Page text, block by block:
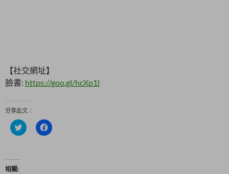
【社交網址】
臉書: https://goo.gl/hcXp1l
分享此文：
分
享
按
一
相關